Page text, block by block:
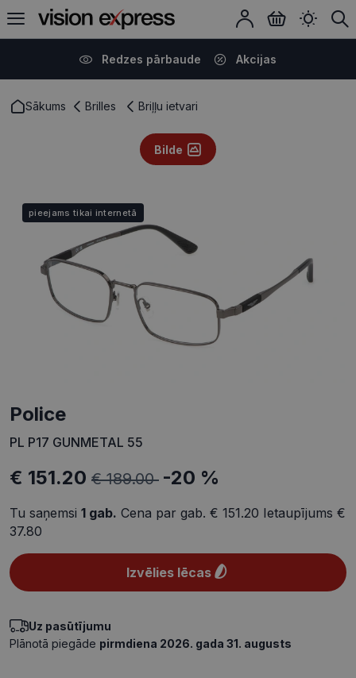
Redzes pārbaude Akcijas
Sākums Brilles Briļļu ietvari
Bilde
pieejams tikai internetā
Police
PL P17 GUNMETAL 55
€ 151.20 € 189.00 -20 %
Tu saņemsi 1 gab. Cena par gab. € 151.20 Ietaupījums €
37.80
Izvēlies lēcas
Uz pasūtījumu
Plānotā piegāde pirmdiena 2026. gada 31. augusts